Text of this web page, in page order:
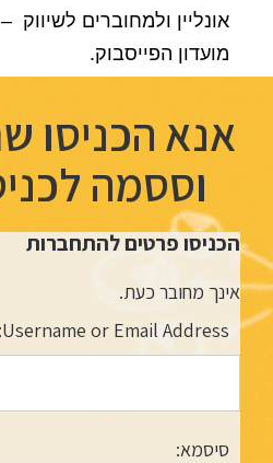
אונליין ולמחוברים
מועדון הפייסבוק.
אנא
וססמה
הכניסו פרטים להתחברות
אינך מחובר כעת.
Username or Email Address:
סיסמא: